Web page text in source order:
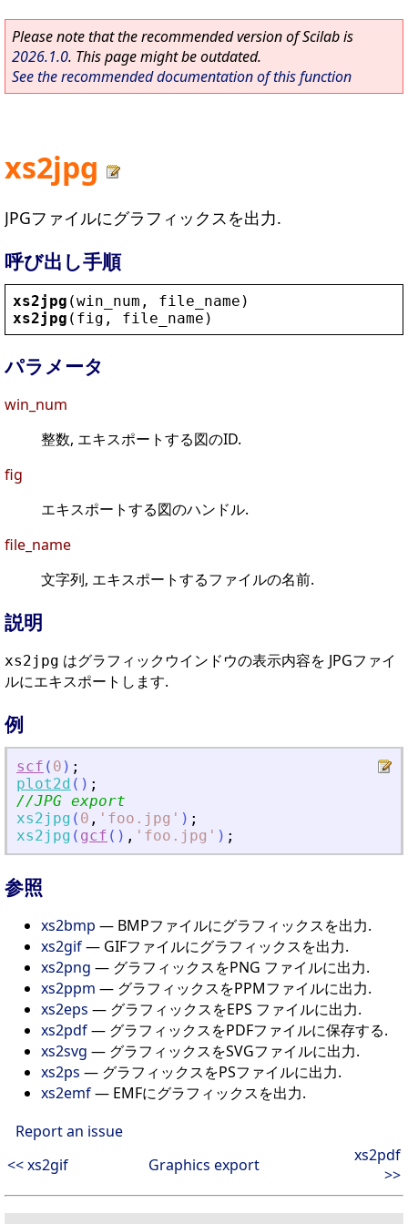
Please note that the recommended version of Scilab is
2026.1.0. This page might be outdated.
See the recommended documentation of this function
xs2jpg
JPGファイルにグラフィックスを出力.
呼び出し手順
xs2jpg (win_num , file_name )
xs2jpg ( fig , file_name )
パラメータ
win_num
整数, エキスポートする図のID.
fig
エキスポートする図のハンドル.
file_name
文字列, エキスポートするファイルの名前.
説明
xs2jpg はグラフィックウインドウの表示内容を JPGファイ
ルにエキスポートします.
例
scf ( 0 ) ;
plot2d ( ) ;
//JPG export
xs2jpg ( 0 , ' foo.jpg ' ) ;
xs2jpg ( gcf ( ) , ' foo.jpg ' ) ;
参照
xs2bmp — BMPファイルにグラフィックスを出力.
xs2gif— GIFファイルにグラフィックスを出力.
xs2png — グラフィックスをPNG ファイルに出力.
xs2ppm — グラフィックスをPPMファイルに出力.
xs2eps — グラフィックスをEPS ファイルに出力.
xs2pdf— グラフィックスをPDFファイルに保存する.
xs2svg — グラフィックスをSVGファイルに出力.
xs2ps — グラフィックスをPSファイルに出力.
xs2emf— EMFにグラフィックスを出力.
Report an issue
<< xs2gif
Graphics export
xs2pdf
>>